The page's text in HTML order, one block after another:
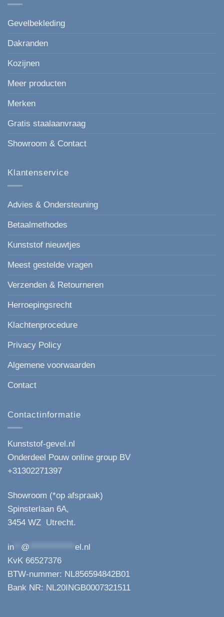
voor
elke
Gevelbekleding
Dakranden
Kozijnen
Meer producten
Merken
Gratis staalaanvraag
Showroom & Contact
Klantenservice
Advies & Ondersteuning
Betaalmethodes
Kunststof nieuwtjes
Meest gestelde vragen
Verzenden & Retourneren
Herroepingsrecht
Klachtenprocedure
Privacy Policy
Algemene voorwaarden
Contact
Contactinformatie
Kunststof-gevel.nl
Onderdeel Pouw online group BV
+31302271397
Showroom (*op afspraak)
Spinsterlaan 6A,
3454 WZ Utrecht.
in @
el.nl
KvK 66527376
BTW-nummer: NL856594842B01
Bank NR: NL20INGB0007321511